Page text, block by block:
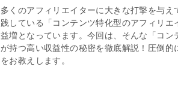
多くのアフィリエイターに大きな打撃を与
践している「コンテンツ特化型のアフィリエ
益増となっています。今回は、そんな「コン
が持つ高い収益性の秘密を徹底解説！圧倒的
をお教えします。